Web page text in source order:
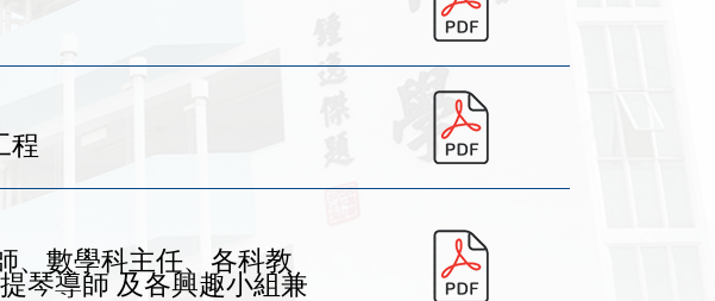
程
、數學科主任、各科教
琴導師 及各興趣小組兼